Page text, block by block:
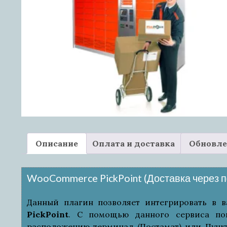
Описание Оплата и доставка
WooCommerce PickPoint (Доставка через
Данный плагин позволяет интегрировать в
PickPoint. С помощью данного сервиса